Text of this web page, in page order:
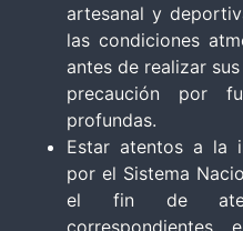
artesanal y
las condiciones
antes de realizar
precaución por
profundas.
Estar atentos a la
por el Sistema
el fin de